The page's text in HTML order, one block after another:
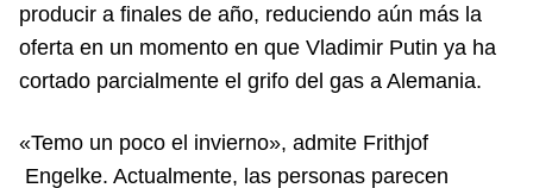
producir a finales de año, reduciendo aún más la
oferta en un momento en que Vladimir Putin ya ha
cortado parcialmente el grifo del gas a Alemania.
«Temo un poco el invierno», admite Frithjof
Engelke. Actualmente, las personas parecen